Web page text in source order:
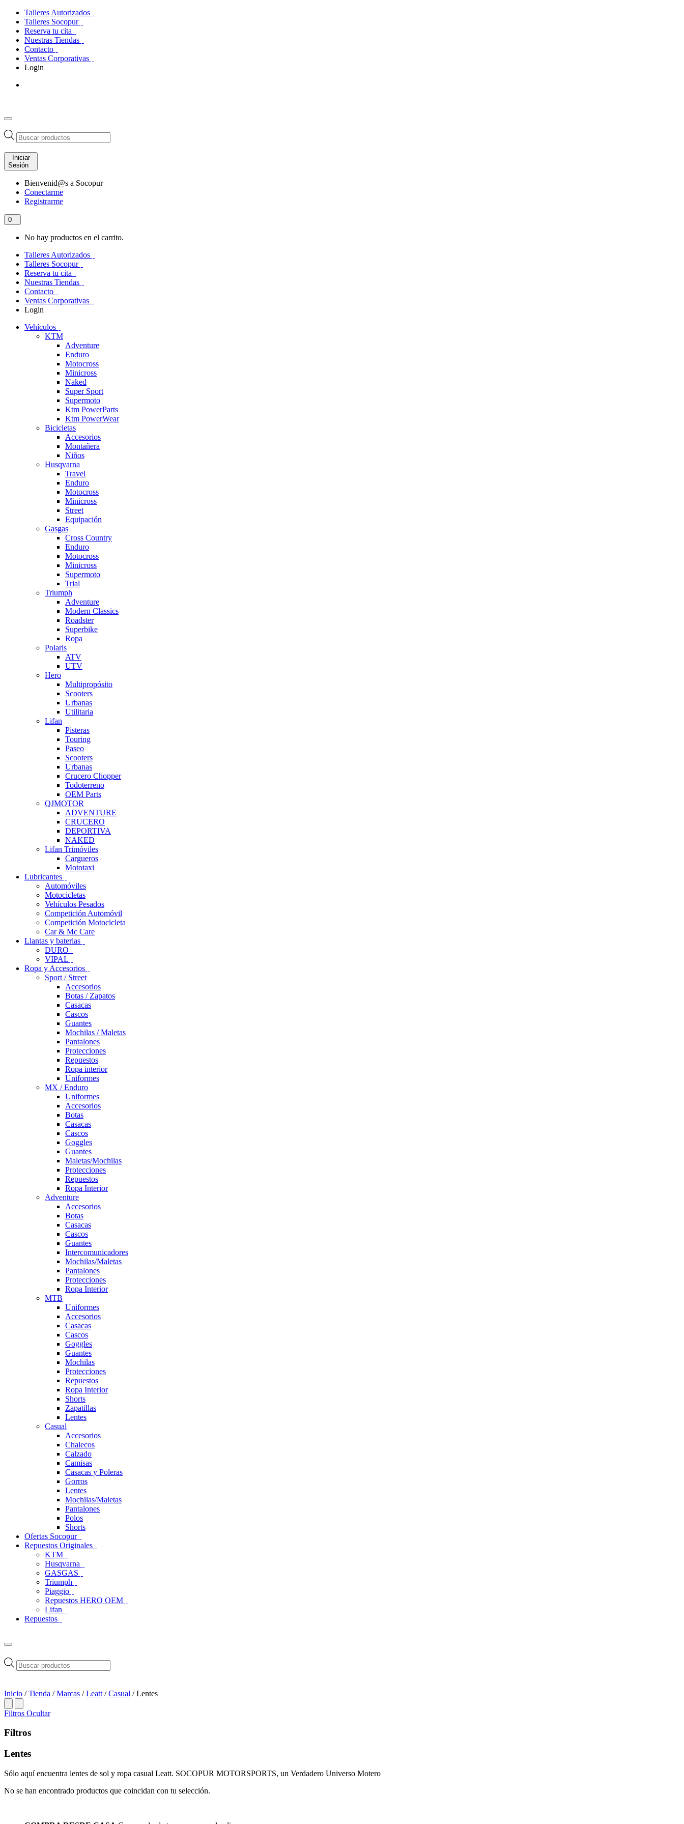
Talleres Autorizados
Talleres Socopur
Reserva tu cita
Nuestras Tiendas
Contacto
Ventas Corporativas
Login
Búsqueda
de
productos
Iniciar
Sesión
Bienvenid@s a Socopur
Conectarme
Registrarme
0
No hay productos en el carrito.
Talleres Autorizados
Talleres Socopur
Reserva tu cita
Nuestras Tiendas
Contacto
Ventas Corporativas
Login
Vehículos
KTM
Adventure
Enduro
Motocross
Minicross
Naked
Super Sport
Supermoto
Ktm PowerParts
Ktm PowerWear
Bicicletas
Accesorios
Montañera
Niños
Husqvarna
Travel
Enduro
Motocross
Minicross
Street
Equipación
Gasgas
Cross Country
Enduro
Motocross
Minicross
Supermoto
Trial
Triumph
Adventure
Modern Classics
Roadster
Superbike
Ropa
Polaris
ATV
UTV
Hero
Multipropósito
Scooters
Urbanas
Utilitaria
Lifan
Pisteras
Touring
Paseo
Scooters
Urbanas
Crucero Chopper
Todoterreno
OEM Parts
QJMOTOR
ADVENTURE
CRUCERO
DEPORTIVA
NAKED
Lifan Trimóviles
Cargueros
Mototaxi
Lubricantes
Automóviles
Motocicletas
Vehículos Pesados
Competición Automóvil
Competición Motocicleta
Car & Mc Care
Llantas y baterias
DURO
VIPAL
Ropa y Accesorios
Sport / Street
Accesorios
Botas / Zapatos
Casacas
Cascos
Guantes
Mochilas / Maletas
Pantalones
Protecciones
Repuestos
Ropa interior
Uniformes
MX / Enduro
Uniformes
Accesorios
Botas
Casacas
Cascos
Goggles
Guantes
Maletas/Mochilas
Protecciones
Repuestos
Ropa Interior
Adventure
Accesorios
Botas
Casacas
Cascos
Guantes
Intercomunicadores
Mochilas/Maletas
Pantalones
Protecciones
Ropa Interior
MTB
Uniformes
Accesorios
Casacas
Cascos
Goggles
Guantes
Mochilas
Protecciones
Repuestos
Ropa Interior
Shorts
Zapatillas
Lentes
Casual
Accesorios
Chalecos
Calzado
Camisas
Casacas y Poleras
Gorros
Lentes
Mochilas/Maletas
Pantalones
Polos
Shorts
Ofertas Socopur
Repuestos Originales
KTM
Husqvarna
GASGAS
Triumph
Piaggio
Repuestos HERO OEM
Lifan
Repuestos
Búsqueda
de
Inicio /Tienda /Marcas /Leatt /Casual / Lentes
Filtros Ocultar
Filtros
Lentes
Sólo aquí encuentra lentes de sol y ropa casual Leatt. SOCOPUR MOTORSPORTS, un Verdadero Universo Motero
No se han encontrado productos que coincidan con tu selección.